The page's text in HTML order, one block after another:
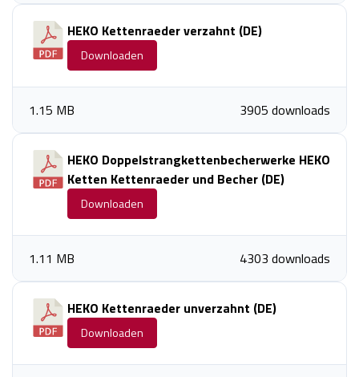
HEKO Kettenraeder verzahnt (DE)
Downloaden
3905 downloads
1.15 MB
HEKO Doppelstrangkettenbecherwerke HEKO
Ketten Kettenraeder und Becher (DE)
Downloaden
4303 downloads
1.11 MB
HEKO Kettenraeder unverzahnt (DE)
Downloaden